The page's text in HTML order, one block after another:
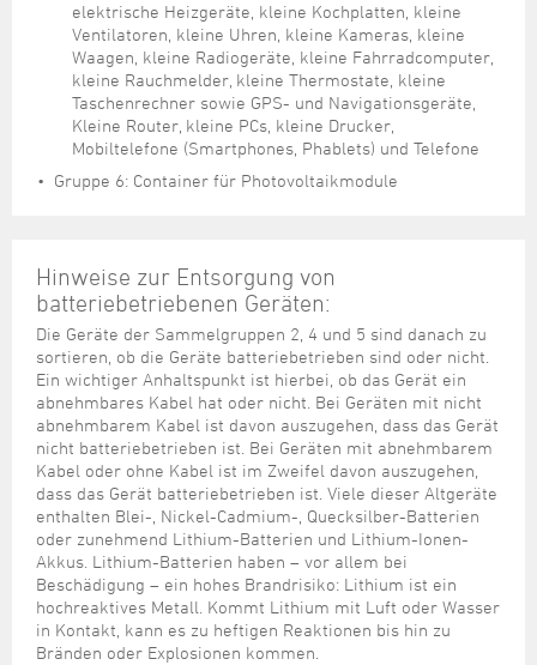
elektrische Heizgeräte, kleine Kochplatten, kleine
Ventilatoren, kleine Uhren, kleine Kameras, kleine
Waagen, kleine Radiogeräte, kleine Fahrradcomputer,
kleine Rauchmelder, kleine Thermostate, kleine
Taschenrechner sowie GPS- und Navigationsgeräte,
Kleine Router, kleine PCs, kleine Drucker,
Mobiltelefone (Smartphones, Phablets) und Telefone
Gruppe 6: Container für Photovoltaikmodule
Hinweise zur Entsorgung von
batteriebetriebenen Geräten:
Die Geräte der Sammelgruppen 2, 4 und 5 sind danach zu
sortieren, ob die Geräte batteriebetrieben sind oder nicht.
Ein wichtiger Anhaltspunkt ist hierbei, ob das Gerät ein
abnehmbares Kabel hat oder nicht. Bei Geräten mit nicht
abnehmbarem Kabel ist davon auszugehen, dass das Gerät
nicht batteriebetrieben ist. Bei Geräten mit abnehmbarem
Kabel oder ohne Kabel ist im Zweifel davon auszugehen,
dass das Gerät batteriebetrieben ist. Viele dieser Altgeräte
enthalten Blei-, Nickel-Cadmium-, Quecksilber-Batterien
oder zunehmend Lithium-Batterien und Lithium-Ionen-
Akkus. Lithium-Batterien haben – vor allem bei
Beschädigung – ein hohes Brandrisiko: Lithium ist ein
hochreaktives Metall. Kommt Lithium mit Luft oder Wasser
in Kontakt, kann es zu heftigen Reaktionen bis hin zu
Bränden oder Explosionen kommen.